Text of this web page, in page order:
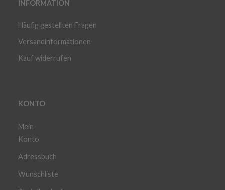
INFORMATION
Häufig gestellten Fragen
Versandinformationen
Kauf widerrufen
KONTO
Mein
Konto
Adressbuch
Wunschliste